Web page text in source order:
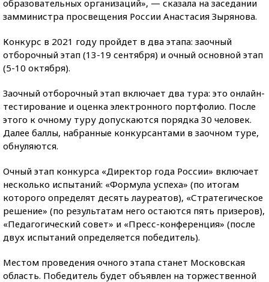
образовательных организаций», — сказала на заседании
замминистра просвещения России Анастасия Зырянова.
Конкурс в 2021 году пройдет в два этапа: заочный
отборочный этап (13-19 сентября) и очный основной этап
(5-10 октября).
Заочный отборочный этап включает два тура: это онлайн-
тестирование и оценка электронного портфолио. После
этого к очному туру допускаются порядка 30 человек.
Далее баллы, набранные конкурсантами в заочном туре,
обнуляются.
Очный этап конкурса «Директор года России» включает
несколько испытаний: «Формула успеха» (по итогам
которого определят десять лауреатов), «Стратегическое
решение» (по результатам него остаются пять призеров),
«Педагогический совет» и «Пресс-конференция» (после
двух испытаний определяется победитель).
Местом проведения очного этапа станет Московская
область. Победитель будет объявлен на торжественной